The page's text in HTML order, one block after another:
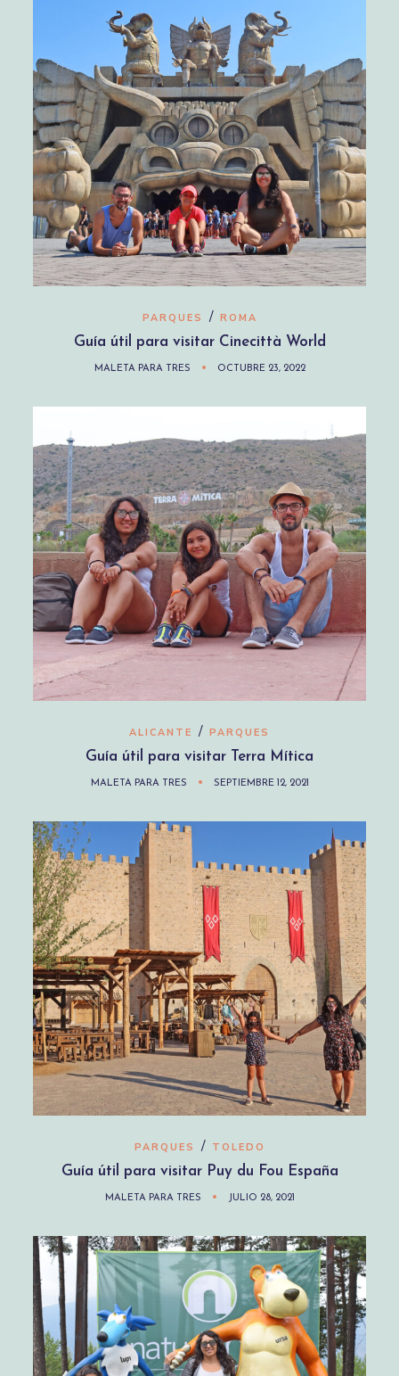
PARQUES / ROMA
Guía útil para visitar Cinecittà World
MALETA PARA TRES OCTUBRE 23, 2022
ALICANTE / PARQUES
Guía útil para visitar Terra Mítica
MALETA PARA TRES SEPTIEMBRE 12, 2021
PARQUES / TOLEDO
Guía útil para visitar Puy du Fou España
MALETA PARA TRES JULIO 28, 2021